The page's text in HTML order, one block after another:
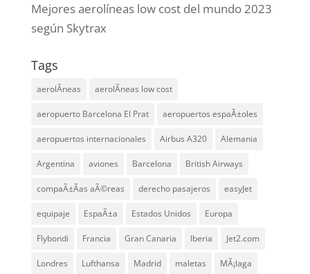
Mejores aerolíneas low cost del mundo 2023
según Skytrax
Tags
aerolÃ­neas aerolÃ­neas low cost
aeropuerto Barcelona El Prat aeropuertos espaÃ±oles
aeropuertos internacionales Airbus A320 Alemania
Argentina aviones Barcelona British Airways
compaÃ±Ã­as aÃ©reas derecho pasajeros easyJet
equipaje EspaÃ±a Estados Unidos Europa
Flybondi Francia Gran Canaria Iberia Jet2.com
Londres Lufthansa Madrid maletas MÃ¡laga